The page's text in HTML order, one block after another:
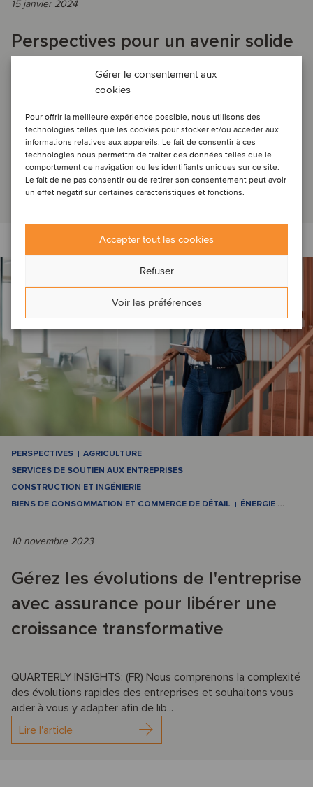
Gérer le consentement aux
cookies
Pour offrir la meilleure expérience possible, nous utilisons des
technologies telles que les cookies pour stocker et/ou accéder aux
informations relatives aux appareils. Le fait de consentir à ces
technologies nous permettra de traiter des données telles que le
comportement de navigation ou les identifiants uniques sur ce site.
Le fait de ne pas consentir ou de retirer son consentement peut avoir
un effet négatif sur certaines caractéristiques et fonctions.
Accepter tout les cookies
Refuser
Voir les préférences
15 janvier 2024
Perspectives pour un avenir solide
dans un paysage en constante
QUARTERLY INSIGHTS: (EN) De la diversité dans les fusions
et acquisitions à la puissance de l'intelligence artificielle
dans le domaine de la santé...
Lire l'article
PERSPECTIVES
AGRICULTURE
SERVICES DE SOUTIEN AUX ENTREPRISES
CONSTRUCTION ET INGÉNIERIE
BIENS DE CONSOMMATION ET COMMERCE DE DÉTAIL
ÉNERGIE …
10 novembre 2023
Gérez les évolutions de l'entreprise
avec assurance pour libérer une
croissance transformative
QUARTERLY INSIGHTS: (FR) Nous comprenons la complexité
des évolutions rapides des entreprises et souhaitons vous
aider à vous y adapter afin de lib...
Lire l'article